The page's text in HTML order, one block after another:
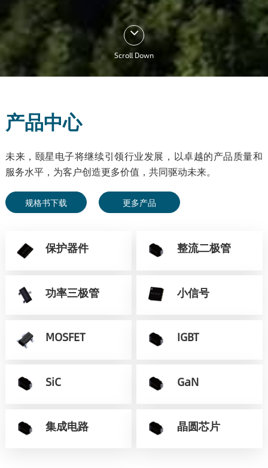
Scroll Down
产品中心
未来，颐星电子将继续引领行业发展，以卓越的产品质量和
服务水平，为客户创造更多价值，共同驱动未来。
规格书下载 更多产品
保护器件 整流二极管
功率三极管 小信号
MOSFET IGBT
SiC GaN
集成电路 晶圆芯片